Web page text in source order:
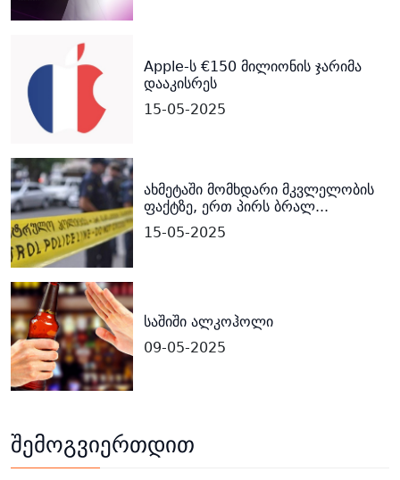
Apple-ს €150 მილიონის ჯარიმა
დააკისრეს
15-05-2025
ახმეტაში მომხდარი მკვლელობის
ფაქტზე, ერთ პირს ბრალ...
15-05-2025
საშიში ალკოჰოლი
09-05-2025
შემოგვიერთდით